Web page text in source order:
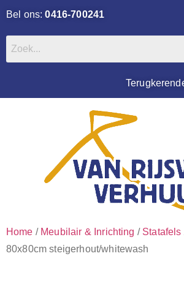
Bel ons:0416-700241
Home / Meubilair & Inrichting / Statafels
80x80cm steigerhout/whitewash